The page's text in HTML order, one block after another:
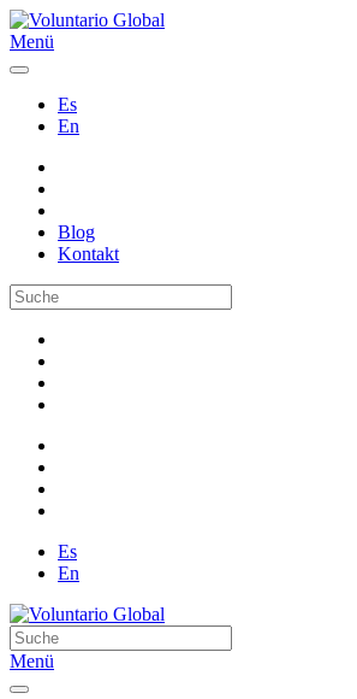
Menü
Es
En
Blog
Kontakt
Es
En
Menü